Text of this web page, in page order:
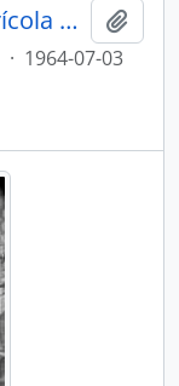
Fundação da Cooperativa Agrícola do Caima
· 1964-07-03